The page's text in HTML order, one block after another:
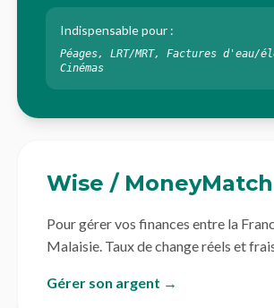
Indispensable pour :
Péages, LRT/MRT, Factures d'eau/
Cinémas
Wise / MoneyMatch
Pour gérer vos finances entre la
Malaisie. Taux de change réels et
Gérer son argent →